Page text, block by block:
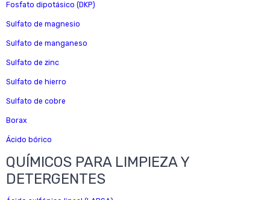
Fosfato dipotásico (DKP)
Sulfato de magnesio
Sulfato de manganeso
Sulfato de zinc
Sulfato de hierro
Sulfato de cobre
Borax
Ácido bórico
QUÍMICOS PARA LIMPIEZA Y
DETERGENTES